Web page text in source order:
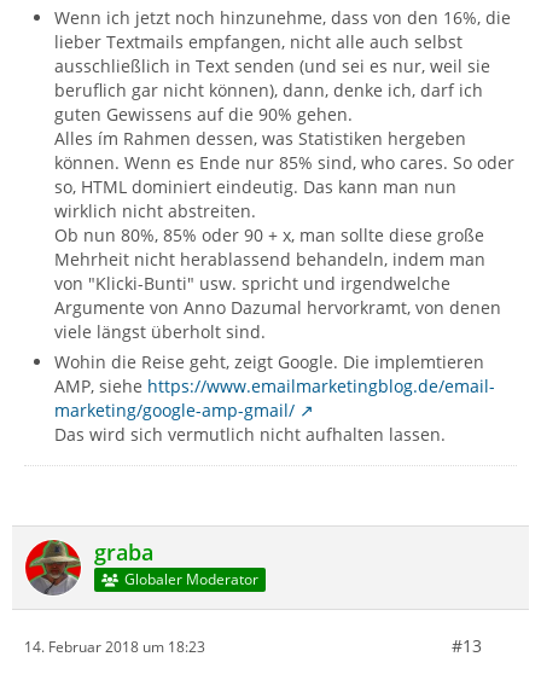
Wenn ich jetzt noch hinzunehme, dass von den 16%, die
lieber Textmails empfangen, nicht alle auch selbst
ausschließlich in Text senden (und sei es nur, weil sie
beruflich gar nicht können), dann, denke ich, darf ich
guten Gewissens auf die 90% gehen.
Alles ím Rahmen dessen, was Statistiken hergeben
können. Wenn es Ende nur 85% sind, who cares. So oder
so, HTML dominiert eindeutig. Das kann man nun
wirklich nicht abstreiten.
Ob nun 80%, 85% oder 90 + x, man sollte diese große
Mehrheit nicht herablassend behandeln, indem man
von "Klicki-Bunti" usw. spricht und irgendwelche
Argumente von Anno Dazumal hervorkramt, von denen
viele längst überholt sind.
Wohin die Reise geht, zeigt Google. Die implemtieren
AMP, siehe https://www.emailmarketingblog.de/email-
marketing/google-amp-gmail/
Das wird sich vermutlich nicht aufhalten lassen.
graba
Globaler Moderator
14. Februar 2018 um 18:23 #13